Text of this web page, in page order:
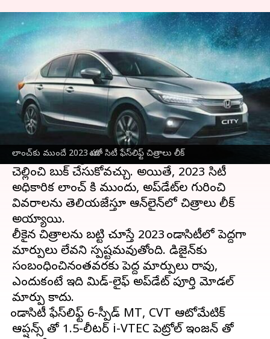
లాంచ్‌కు ముందే 2023 హోండా సిటీ ఫేస్‌లిఫ్ట్ చిత్రాలు లీక్
అధికారిక లాంచ్‌కు ముందే 2023
హోండా సిటీ ఫేస్‌లిఫ్ట్ చిత్రాలు లీక్
వ్రాసిన వారు Nishkala Sathivada Feb 21, 2023 12:00 pm
ఈ వార్తాకథనం ఏంటి
హోండా కార్స్ ఇండియా 2023హోండా సిటీ ఫేస్‌లిఫ్ట్లాంచ్
కోసం సిద్ధమవుతోంది. ఇప్పటికే బుకింగ్‌లు
ప్రారంభమయ్యాయి రూ. 21,000 టోకెన్ మొత్తం
చెల్లించి బుక్ చేసుకోవచ్చు. అయితే, 2023 సిటీ
అధికారిక లాంచ్ కి ముందు, అప్‌డేట్‌ల గురించి
వివరాలను తెలియజేస్తూ ఆన్‌లైన్‌లో చిత్రాలు లీక్
అయ్యాయి.
లీకైన చిత్రాలను బట్టి చూస్తే 2023 హోండాసిటీలో పెద్దగా
మార్పులు లేవని స్పష్టమవుతోంది. డిజైన్‌కు
సంబంధించినంతవరకు పెద్ద మార్పులు రావు,
ఎందుకంటే ఇది మిడ్-లైఫ్ అప్‌డేట్ పూర్తి మోడల్
మార్పు కాదు.
హోండాసిటీ ఫేస్‌లిఫ్ట్ 6-స్పీడ్ MT, CVT ఆటోమేటిక్
ఆప్షన్స్ తో 1.5-లీటర్ i-VTEC పెట్రోల్ ఇంజన్‌ తో